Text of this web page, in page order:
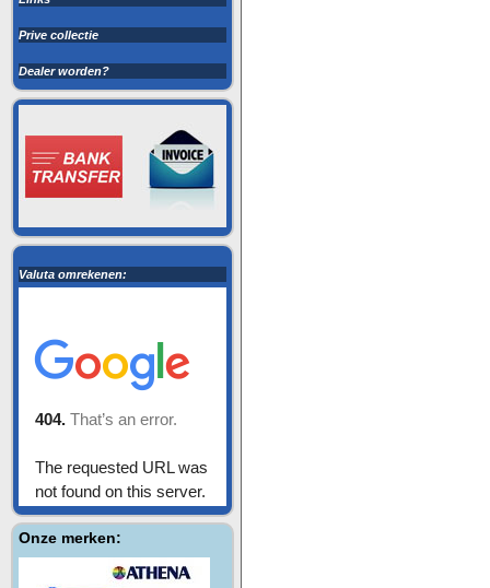
Prive collectie
Dealer worden?
Valuta omrekenen:
Onze merken: